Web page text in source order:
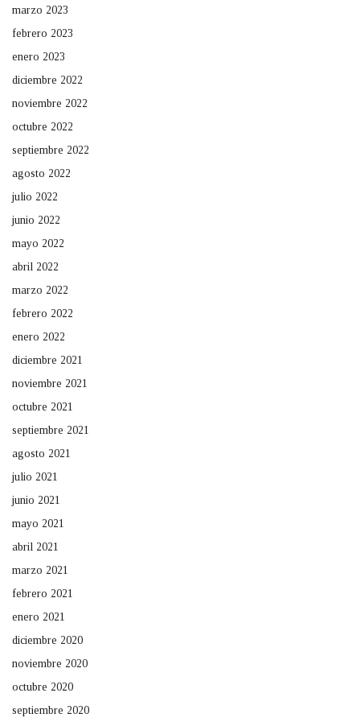
marzo 2023
febrero 2023
enero 2023
diciembre 2022
noviembre 2022
octubre 2022
septiembre 2022
agosto 2022
julio 2022
junio 2022
mayo 2022
abril 2022
marzo 2022
febrero 2022
enero 2022
diciembre 2021
noviembre 2021
octubre 2021
septiembre 2021
agosto 2021
julio 2021
junio 2021
mayo 2021
abril 2021
marzo 2021
febrero 2021
enero 2021
diciembre 2020
noviembre 2020
octubre 2020
septiembre 2020